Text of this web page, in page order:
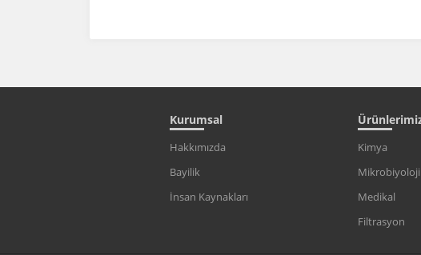
Kurumsal
Hakkımızda
Bayilik
İnsan Kaynakları
Kimya
Mikrobiyoloji
Medikal
Filtrasyon